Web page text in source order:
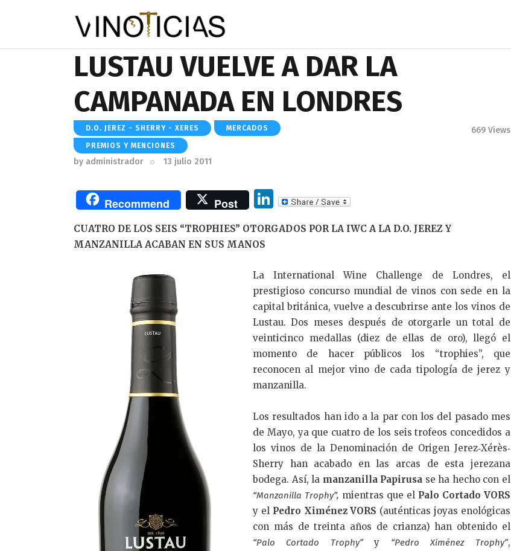
LUSTAU VUELVE A DAR LA
CAMPANADA EN LONDRES
D.O. JEREZ - SHERRY - XERES MERCADOS
PREMIOS Y MENCIONES
by administrador 13 julio 2011
669 Views
Recommend Post
Li
k
dI
n
CUATRO DE LOS SEIS “TROPHIES” OTORGADOS POR LA IWC A LA D.O. JEREZ Y
MANZANILLA ACABAN EN SUS MANOS
La International Wine Challenge de Londres, el
prestigioso concurso mundial de vinos con sede en la
capital británica, vuelve a descubrirse ante los vinos de
Lustau. Dos meses después de otorgarle un total de
veinticinco medallas (diez de ellas de oro), llegó el
momento de hacer públicos los “trophies”, que
reconocen al mejor vino de cada tipología de jerez y
manzanilla.
Los resultados han ido a la par con los del pasado mes
de Mayo, ya que cuatro de los seis trofeos concedidos a
los vinos de la Denominación de Origen Jerez‐Xérès‐
Sherry han acabado en las arcas de esta jerezana
bodega. Así, la manzanilla Papirusa se ha hecho con el
“Manzanilla Trophy”, mientras que el Palo Cortado VORS
y el Pedro Ximénez VORS (auténticas joyas enológicas
con más de treinta años de crianza) han obtenido el
“Palo Cortado Trophy”y “Pedro Ximénez Trophy”,